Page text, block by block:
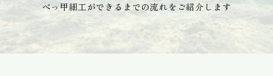
べっ甲細工ができるまでの流れをご紹介します